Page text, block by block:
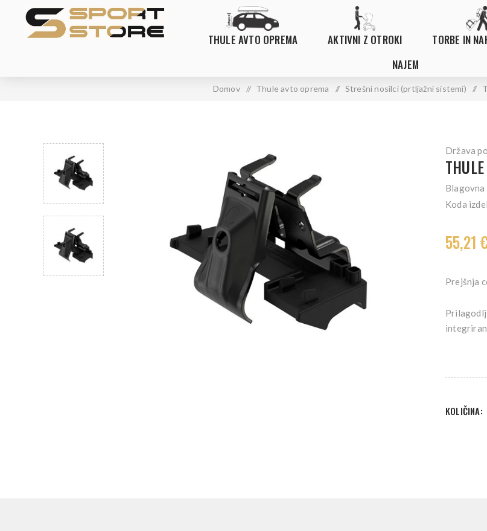
THULE AVTO OPREMA AKTIVNI Z OTROKI TORBE IN
NAJEM
Domov / Thule avto oprema / Strešni nosilci (prtljažni sistemi) /
Država
Blagovna
Koda
55,21
Prejšnja
KOLIČINA: